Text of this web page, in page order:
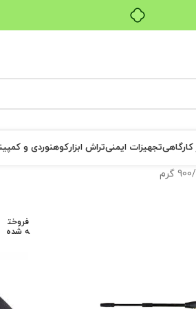
کارگاهیتجهیزات ایمنیتراش ابزارکوهنوردی و
900 گرم
فروخت
ه شده